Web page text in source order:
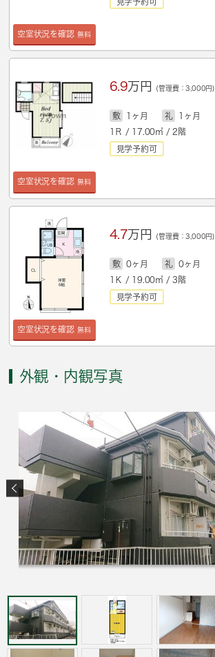
空室状況を確認 無料
空室状況を確認 無料
6.9 万円 (管理費：3,000円)
敷 1ヶ月 礼
1ヶ月
1Ｒ / 17.00㎡ / 2階
見学予約可
空室状況を確認 無料
4.7万円 (管理費：3,000円)
敷 0ヶ月 礼
0ヶ月
1Ｋ / 19.00㎡ / 3階
見学予約可
外観・内観写真